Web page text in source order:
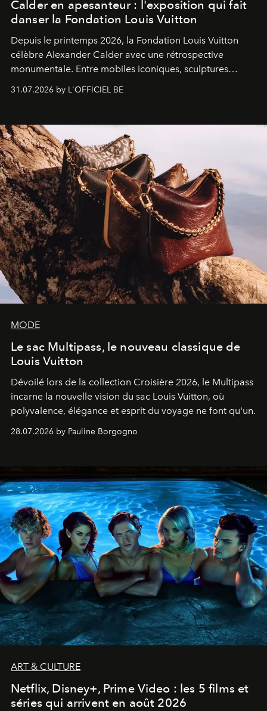
Calder en apesanteur : l'exposition qui fait
danser la Fondation Louis Vuitton
Depuis le printemps 2026, la Fondation Louis Vuitton
célèbre Alexander Calder avec une rétrospective
monumentale. Entre mobiles iconiques, sculptures
monumentales et poésie du mouvement, l'artiste
américain investit les espaces imaginés par Frank Gehry
sculpture.
31.07.2026 by L'OFFICIEL BE
MODE
Le sac Multipass, le nouveau classique de
Louis Vuitton
Dévoilé lors de la collection Croisière 2026, le Multipass
incarne la nouvelle vision du sac Louis Vuitton, où
polyvalence, élégance et esprit du voyage ne font qu'un.
28.07.2026 by Pauline Borgogno
ART & CULTURE
Netflix, Disney+, Prime Video : les 5 films et
séries qui arrivent en août 2026